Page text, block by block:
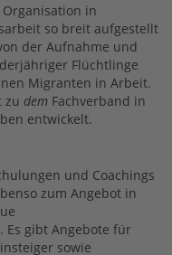
in
so breit aufgestellt
der Aufnahme und
Flüchtlinge
Migranten in Arbeit.
zu dem Fachverband in
entwickelt.
und Coachings
zum Angebot in
Es gibt Angebote für
sowie